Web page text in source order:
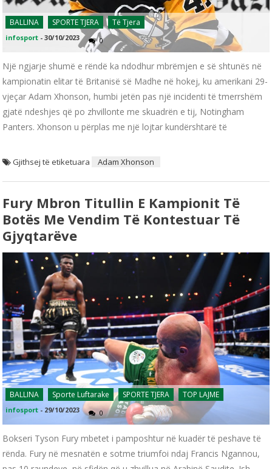
BALLINA SPORTE TJERA Të Tjera
infosport -30/10/2023 0
Një ngjarje shumë e rëndë ka ndodhur mbrëmjen e së shtunës në
kampionatin elitar të Britanisë së Madhe në hokej, ku amerikani 29-
vjeçar Adam Xhonson, humbi jetën pas një incidenti të tmerrshëm
gjatë ndeshjes që po zhvillonte me skuadrën e tij, Notingham
Panters. Xhonson u përplas me një lojtar kundërshtarë të
Gjithsej të etiketuara Adam Xhonson
Fury Mbron Titullin E Kampionit Të
Botës Me Vendim Të Kontestuar Të
Gjyqtarëve
BALLINA Sporte Luftarake SPORTE TJERA TOP LAJME
infosport - 29/10/2023 0
Bokseri Tyson Fury mbetet i pamposhtur në kuadër të peshave të
rënda. Fury në mesnatën e sotme triumfoi ndaj Francis Ngannou,